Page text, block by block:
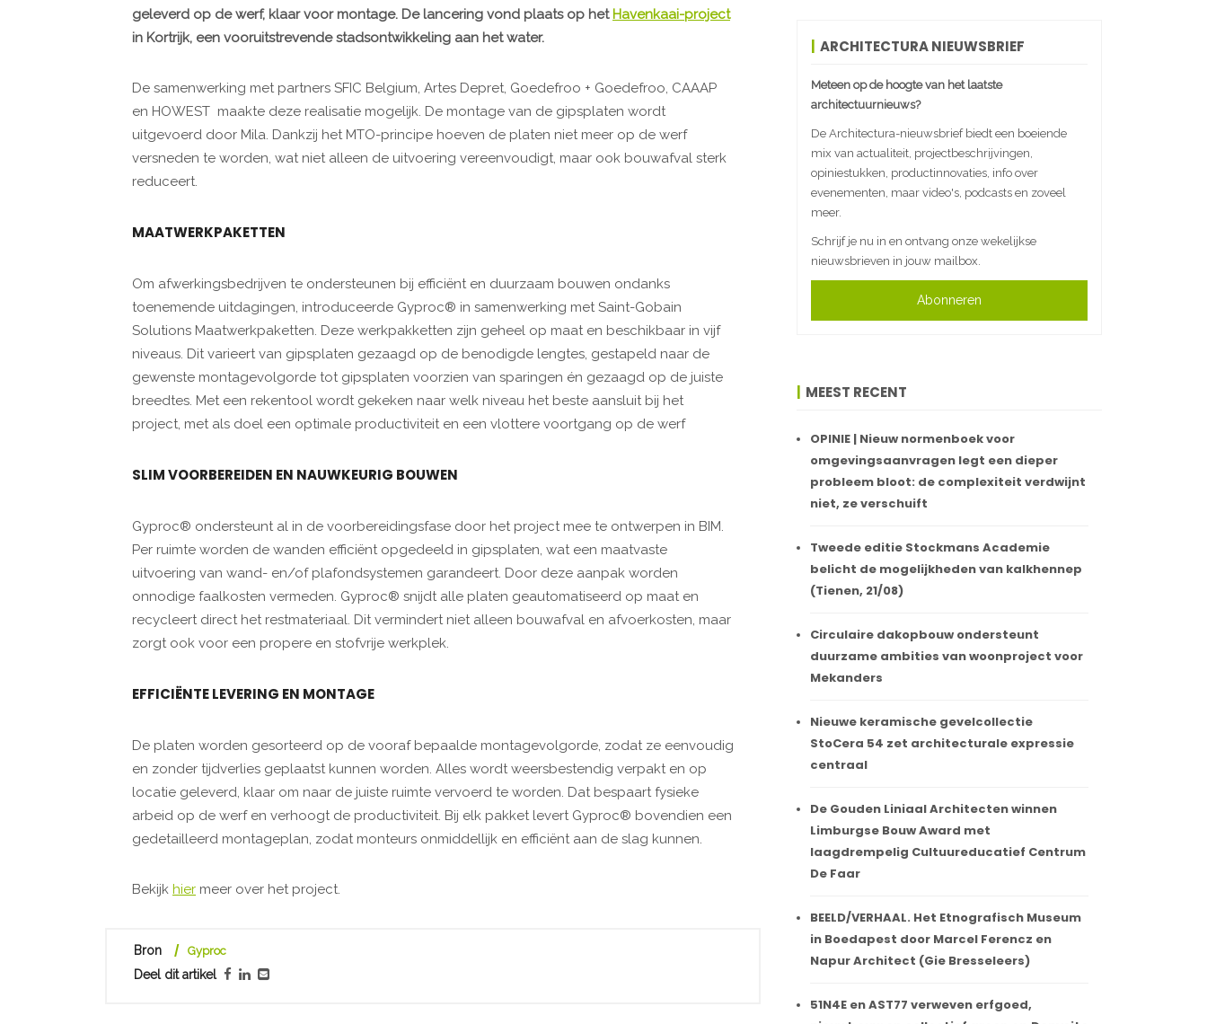
geleverd op de werf, klaar voor montage. De lancering vond plaats op het Havenkaai-project
in Kortrijk, een vooruitstrevende stadsontwikkeling aan het water.
De samenwerking met partners SFIC Belgium, Artes Depret, Goedefroo + Goedefroo, CAAAP
en HOWEST maakte deze realisatie mogelijk. De montage van de gipsplaten wordt
uitgevoerd door Mila. Dankzij het MTO-principe hoeven de platen niet meer op de werf
versneden te worden, wat niet alleen de uitvoering vereenvoudigt, maar ook bouwafval sterk
reduceert.
MAATWERKPAKETTEN
Om afwerkingsbedrijven te ondersteunen bij efficiënt en duurzaam bouwen ondanks
toenemende uitdagingen, introduceerde Gyproc® in samenwerking met Saint-Gobain
Solutions Maatwerkpaketten. Deze werkpakketten zijn geheel op maat en beschikbaar in vijf
niveaus. Dit varieert van gipsplaten gezaagd op de benodigde lengtes, gestapeld naar de
gewenste montagevolgorde tot gipsplaten voorzien van sparingen én gezaagd op de juiste
breedtes. Met een rekentool wordt gekeken naar welk niveau het beste aansluit bij het
project, met als doel een optimale productiviteit en een vlottere voortgang op de werf
SLIM VOORBEREIDEN EN NAUWKEURIG BOUWEN
Gyproc® ondersteunt al in de voorbereidingsfase door het project mee te ontwerpen in BIM.
Per ruimte worden de wanden efficiënt opgedeeld in gipsplaten, wat een maatvaste
uitvoering van wand- en/of plafondsystemen garandeert. Door deze aanpak worden
onnodige faalkosten vermeden. Gyproc® snijdt alle platen geautomatiseerd op maat en
recycleert direct het restmateriaal. Dit vermindert niet alleen bouwafval en afvoerkosten, maar
zorgt ook voor een propere en stofvrije werkplek.
EFFICIËNTE LEVERING EN MONTAGE
De platen worden gesorteerd op de vooraf bepaalde montagevolgorde, zodat ze eenvoudig
en zonder tijdverlies geplaatst kunnen worden. Alles wordt weersbestendig verpakt en op
locatie geleverd, klaar om naar de juiste ruimte vervoerd te worden. Dat bespaart fysieke
arbeid op de werf en verhoogt de productiviteit. Bij elk pakket levert Gyproc® bovendien een
gedetailleerd montageplan, zodat monteurs onmiddellijk en efficiënt aan de slag kunnen.
Bekijk hier meer over het project.
Bron Gyproc
Deel dit artikel
ARCHITECTURA NIEUWSBRIEF
Meteen op de hoogte van het laatste
architectuurnieuws?
De Architectura-nieuwsbrief biedt een boeiende
mix van actualiteit, projectbeschrijvingen,
opiniestukken, productinnovaties, info over
evenementen, maar video's, podcasts en zoveel
meer.
Schrijf je nu in en ontvang onze wekelijkse
nieuwsbrieven in jouw mailbox.
Abonneren
MEEST RECENT
OPINIE | Nieuw normenboek voor
omgevingsaanvragen legt een dieper
probleem bloot: de complexiteit verdwijnt
niet, ze verschuift
Tweede editie Stockmans Academie
belicht de mogelijkheden van kalkhennep
(Tienen, 21/08)
Circulaire dakopbouw ondersteunt
duurzame ambities van woonproject voor
Mekanders
Nieuwe keramische gevelcollectie
StoCera 54 zet architecturale expressie
centraal
De Gouden Liniaal Architecten winnen
Limburgse Bouw Award met
laagdrempelig Cultuureducatief Centrum
De Faar
BEELD/VERHAAL. Het Etnografisch Museum
in Boedapest door Marcel Ferencz en
Napur Architect (Gie Bresseleers)
51N4E en AST77 verweven erfgoed,